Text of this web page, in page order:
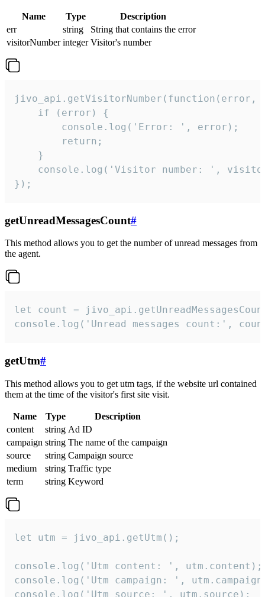
Name Type
Description
err
string
String that contains the error
visitorNumber integer Visitor's number
jivo_api.getVisitorNumber(function(error,
    if (error) {
        console.log('Error: ', error);
        return;
    }
console.log('Visitor number: ',
});
getUnreadMessagesCount#
This method allows you to get the number of unread messages from
the agent.
let count =
console.log('Unread messages count:',
getUtm#
This method allows you to get utm tags, if the website url contained
them at the time of the visitor's first site visit.
Name Type
Description
content
string Ad ID
campaign string The name of the campaign
source
string Campaign source
medium
string Traffic type
term
string Keyword
let utm = jivo_api.getUtm();
console.log('Utm content: ', utm.content);
console.log('Utm campaign: ',
console.log('Utm source: ', utm.source);